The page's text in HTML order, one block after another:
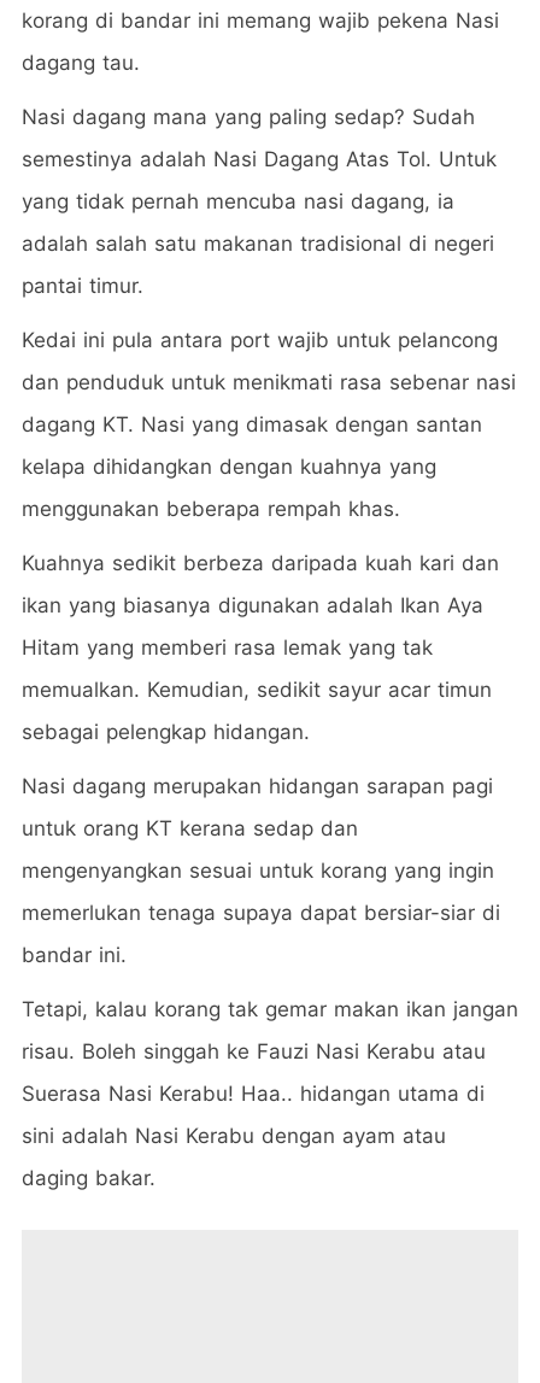
korang di bandar ini memang wajib pekena Nasi
dagang tau.
Nasi dagang mana yang paling sedap? Sudah
semestinya adalah Nasi Dagang Atas Tol. Untuk
yang tidak pernah mencuba nasi dagang, ia
adalah salah satu makanan tradisional di negeri
pantai timur.
Kedai ini pula antara port wajib untuk pelancong
dan penduduk untuk menikmati rasa sebenar nasi
dagang KT. Nasi yang dimasak dengan santan
kelapa dihidangkan dengan kuahnya yang
menggunakan beberapa rempah khas.
Kuahnya sedikit berbeza daripada kuah kari dan
ikan yang biasanya digunakan adalah Ikan Aya
Hitam yang memberi rasa lemak yang tak
memualkan. Kemudian, sedikit sayur acar timun
sebagai pelengkap hidangan.
Nasi dagang merupakan hidangan sarapan pagi
untuk orang KT kerana sedap dan
mengenyangkan sesuai untuk korang yang ingin
memerlukan tenaga supaya dapat bersiar-siar di
bandar ini.
Tetapi, kalau korang tak gemar makan ikan jangan
risau. Boleh singgah ke Fauzi Nasi Kerabu atau
Suerasa Nasi Kerabu! Haa.. hidangan utama di
sini adalah Nasi Kerabu dengan ayam atau
daging bakar.